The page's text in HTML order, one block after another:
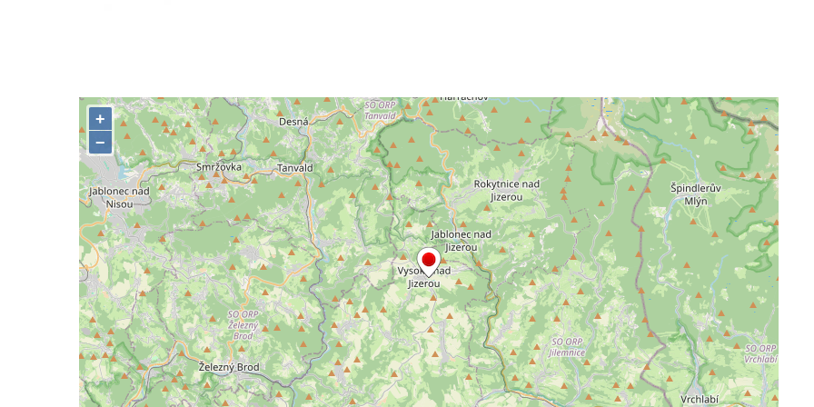
Reliéf Rodina a práce na budově záložny
čp. 69/1 v Českých Budějovicích
Socha Jana Valeria Jirsíka u Černé věže v
Českých Budějovicích
Socha Krista klesajícího pod křížem u
kostela svatého Mikuláše v Českých
Budějovicích
Socha svatého Jana Nepomuckého u
kostela svaté Rodiny v Českých
Budějovicích
Socha S tebou v parku na Senovážném
náměstí v Českých Budějovicích